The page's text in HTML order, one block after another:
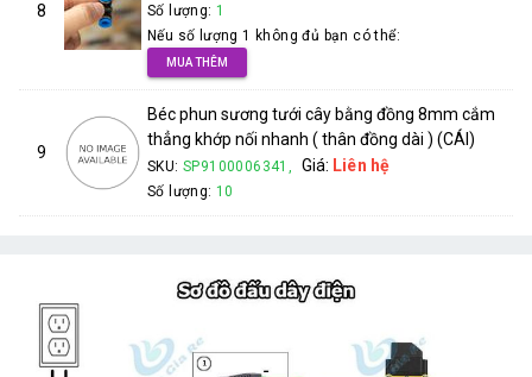
8 Số lượng: 1
Nếu số lượng 1 không đủ bạn có thể:
MUA THÊM
9
Béc phun sương tưới cây bằng đồng 8mm cắm
thẳng khớp nối nhanh ( thân đồng dài ) (CÁI)
SKU: SP9100006341, Giá: Liên hệ
Số lượng: 10